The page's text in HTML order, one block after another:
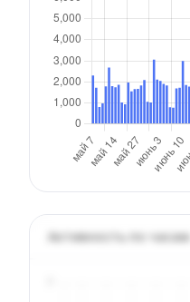
Активность по часам